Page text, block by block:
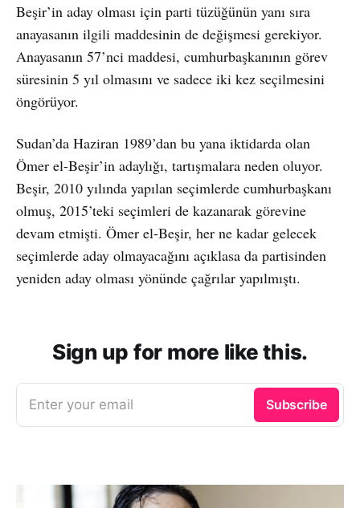
Beşir’in aday olması için parti tüzüğünün yanı sıra
anayasanın ilgili maddesinin de değişmesi gerekiyor.
Anayasanın 57’nci maddesi, cumhurbaşkanının görev
süresinin 5 yıl olmasını ve sadece iki kez seçilmesini
öngörüyor.
Sudan’da Haziran 1989’dan bu yana iktidarda olan
Ömer el-Beşir’in adaylığı, tartışmalara neden oluyor.
Beşir, 2010 yılında yapılan seçimlerde cumhurbaşkanı
olmuş, 2015’teki seçimleri de kazanarak görevine
devam etmişti. Ömer el-Beşir, her ne kadar gelecek
seçimlerde aday olmayacağını açıklasa da partisinden
yeniden aday olması yönünde çağrılar yapılmıştı.
Sign up for more like this.
Enter your email Subscribe